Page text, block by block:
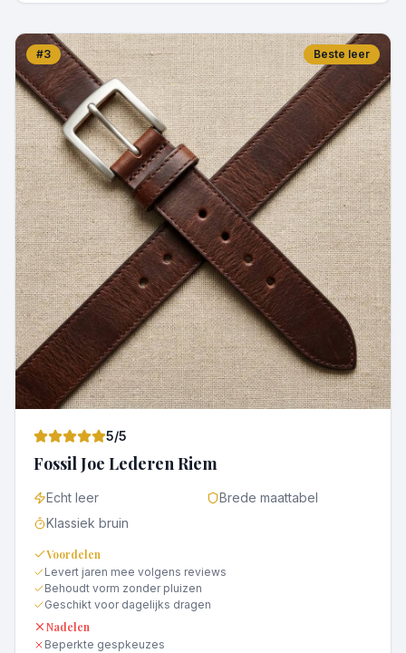
#3 Beste leer
5/5
Fossil Joe Lederen Riem
Echt leer
Brede maattabel
Klassiek bruin
Voordelen
Levert jaren mee volgens reviews
Behoudt vorm zonder pluizen
Geschikt voor dagelijks dragen
Nadelen
Beperkte gespkeuzes